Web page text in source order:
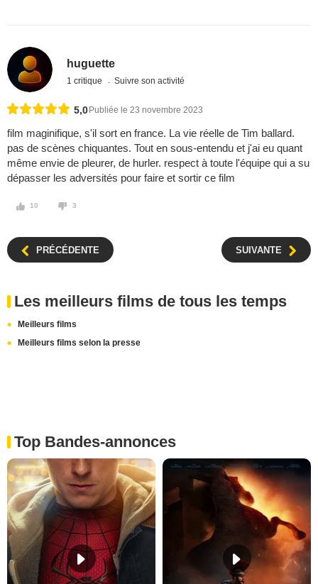
huguette
1 critique Suivre son activité
5,0 Publiée le 23 novembre 2023
film maginifique, s'il sort en france. La vie réelle de Tim ballard.
pas de scènes chiquantes. Tout en sous-entendu et j'ai eu quant
même envie de pleurer, de hurler. respect à toute l'équipe qui a su
dépasser les adversités pour faire et sortir ce film
10 3
PRÉCÉDENTE SUIVANTE
Les meilleurs films de tous les temps
Meilleurs films
Meilleurs films selon la presse
Top Bandes-annonces